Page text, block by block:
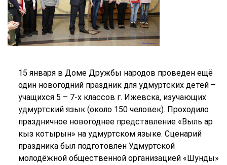
15 января в Доме Дружбы народов проведен ещё
один новогодний праздник для удмуртских детей –
учащихся 5 – 7-х классов г. Ижевска, изучающих
удмуртский язык (около 150 человек). Проходило
праздничное новогоднее представление «Выль ар
кыз котырын» на удмуртском языке. Сценарий
праздника был подготовлен Удмуртской
молодёжной общественной организацией «Шунды»